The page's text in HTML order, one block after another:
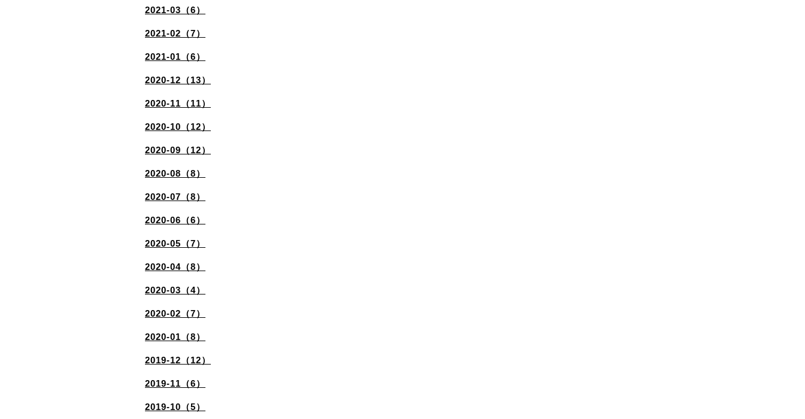
2021-03（6）
2021-02（7）
2021-01（6）
2020-12（13）
2020-11（11）
2020-10（12）
2020-09（12）
2020-08（8）
2020-07（8）
2020-06（6）
2020-05（7）
2020-04（8）
2020-03（4）
2020-02（7）
2020-01（8）
2019-12（12）
2019-11（6）
2019-10（5）